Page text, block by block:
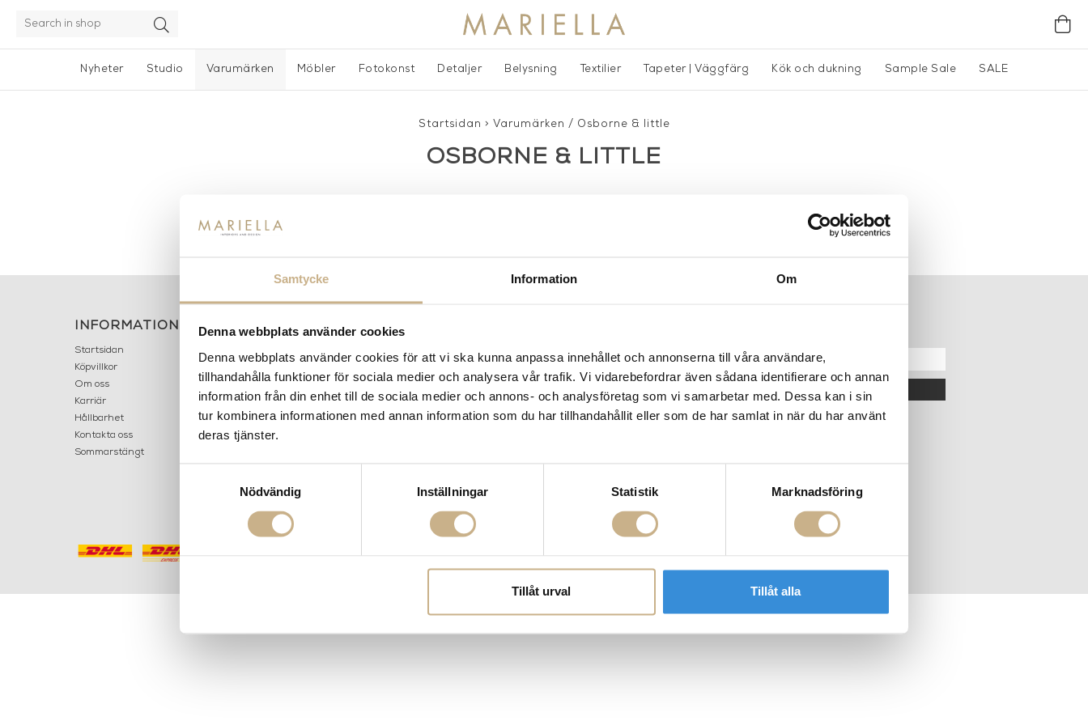
Samtycke Information Om
Denna webbplats använder cookies
Denna webbplats använder cookies för att vi ska kunna anpassa innehållet och annonserna till våra användare,
tillhandahålla funktioner för sociala medier och analysera vår trafik. Vi vidarebefordrar även sådana identifierare och annan
information från din enhet till de sociala medier och annons- och analysföretag som vi samarbetar med. Dessa kan i sin
tur kombinera informationen med annan information som du har tillhandahållit eller som de har samlat in när du har använt
deras tjänster.
Nödvändig
Inställningar Statistik Marknadsföring
Tillåt urval Tillåt alla
Nyheter Studio Varumärken Möbler Fotokonst Detaljer Belysning Textilier Tapeter | Väggfärg Kök och dukning Sample Sale SALE
Startsidan > Varumärken / Osborne & little
OSBORNE & LITTLE
INFORMATION
Startsidan
Köpvillkor
Om oss
Karriär
Hållbarhet
Kontakta oss
Sommarstängt
KONTAKT
LILLA BROGATAN 9
503 30 BORÅS
info@mariellastore.se
Fornasetti
Fotokonst
Layered
Lexington
Snurrade ljus
OK